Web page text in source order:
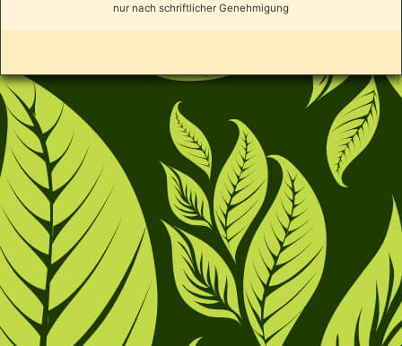
nur nach schriftlicher Genehmigung